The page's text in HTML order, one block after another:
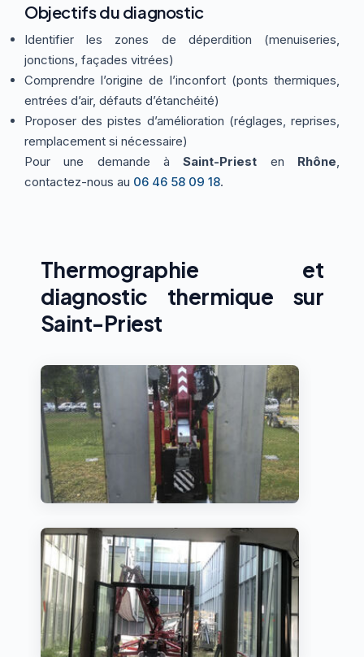
ETRE RAPPELÉ
Objectifs du diagnostic
Identifier les zones de déperdition (menuiseries,
jonctions, façades vitrées)
Comprendre l’origine de l’inconfort (ponts thermiques,
entrées d’air, défauts d’étanchéité)
Proposer des pistes d’amélioration (réglages, reprises,
remplacement si nécessaire)
Pour une demande àSaint-Priest en Rhône
contactez-nous au 06 46 58 09 18.
Thermographie et
diagnostic thermique sur
Saint-Priest